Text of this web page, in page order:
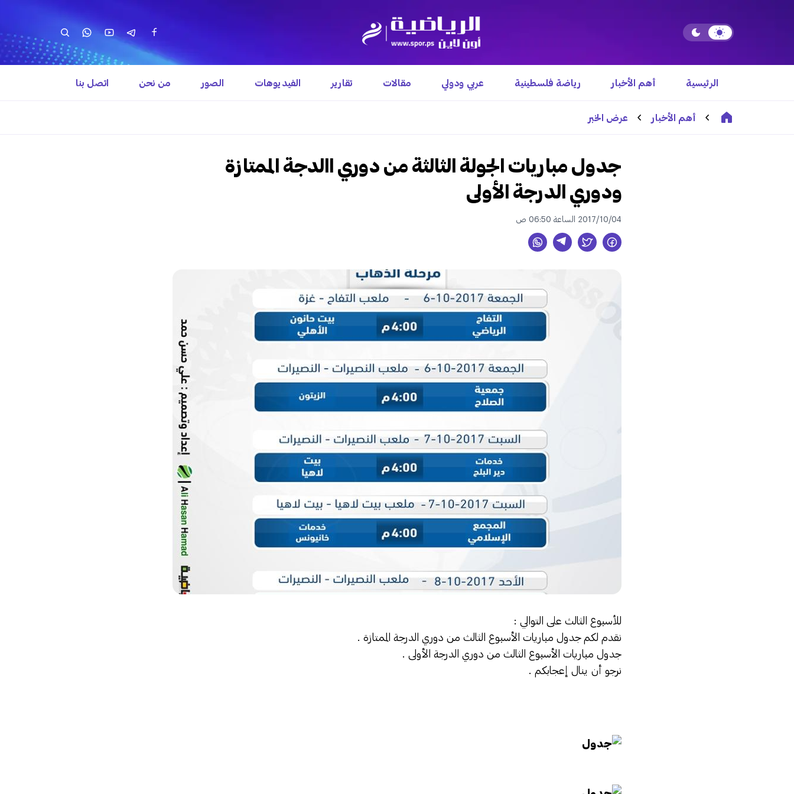
الرئيسية أهم الأخبار رياضة فلسطينية عربي ودولي مقالات تقارير الفيديوهات الصور من نحن اتصل بنا
أهم الأخبار عرض الخبر
جدول مباريات الجولة الثالثة من دوري االدجة الممتازة
ودوري الدرجة الأولى
2017/10/04 الساعة 06:50 ص
للأسبوع الثالث على التوالي :
نقدم لكم جدول مباريات الأسبوع الثالث من دوري الدرجة الممتازة .
جدول مباريات الأسبوع الثالث من دوري الدرجة الأولى .
نرجو أن ينال إعجابكم .